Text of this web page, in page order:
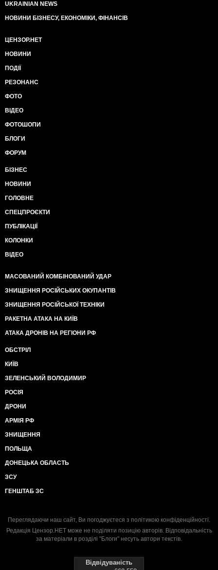
UKRAINIAN NEWS
НОВИНИ БІЗНЕСУ, ЕКОНОМІКИ, ФІНАНСІВ
ЦЕНЗОР.НЕТ
НОВИНИ
ПОДІЇ
РЕЗОНАНС
ФОТО
ВІДЕО
ФОТОШОПИ
БЛОГИ
ФОРУМ
БІЗНЕС
НОВИНИ
ГОЛОВНЕ
СПЕЦПРОЄКТИ
ПУБЛІКАЦІЇ
КОЛОНКИ
ВІДЕО
МАСОВАНИЙ КОМБІНОВАНИЙ УДАР
ЗНИЩЕННЯ РОСІЙСЬКИХ ОКУПАНТІВ
ЗНИЩЕННЯ РОСІЙСЬКОЇ ТЕХНІКИ
РАКЕТНА АТАКА НА КИЇВ
АТАКА ДРОНІВ НА РЕГІОНИ РФ
ОБСТРІЛ
КИЇВ
ЗЕЛЕНСЬКИЙ ВОЛОДИМИР
РОСІЯ
ДРОНИ
АРМІЯ РФ
ЗНИЩЕННЯ
ПОЛЬЩА
ДОНЕЦЬКА ОБЛАСТЬ
ЗСУ
ГЕНШТАБ ЗС
Переглядаючи наш сайт, Ви погоджуєтеся з політикою конфіденційності.
Редакція Цензор.НЕТ може не поділяти позицію авторів. Відповідальність
за матеріали в розділі "Блоги" несуть автори текстів.
Відвідуваність